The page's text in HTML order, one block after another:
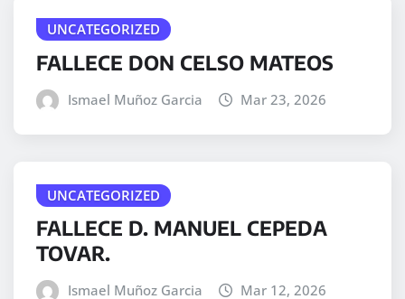
UNCATEGORIZED
FALLECE DON CELSO MATEOS
Ismael Muñoz Garcia Mar 23, 2026
UNCATEGORIZED
FALLECE D. MANUEL CEPEDA
TOVAR.
Ismael Muñoz Garcia Mar 12, 2026